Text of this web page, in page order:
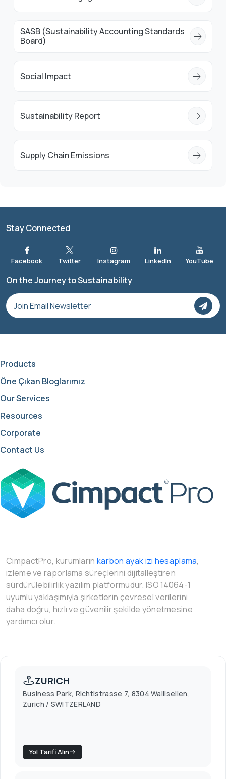
SASB (Sustainability Accounting Standards
Board)
Social Impact
Sustainability Report
Supply Chain Emissions
Stay Connected
On the Journey to Sustainability
Products
Öne Çıkan Bloglarımız
Our Services
Resources
Corporate
Contact Us
CimpactPro, kurumların karbon ayak izi hesaplama,
izleme ve raporlama süreçlerini dijitalleştiren
sürdürülebilirlik yazılım platformudur. ISO 14064-1
uyumlu yaklaşımıyla şirketlerin çevresel verilerini
daha doğru, hızlı ve güvenilir şekilde yönetmesine
yardımcı olur.
ZURICH
Business Park, Richtistrasse 7, 8304 Wallisellen,
Zurich / SWITZERLAND
Yol Tarifi Alın